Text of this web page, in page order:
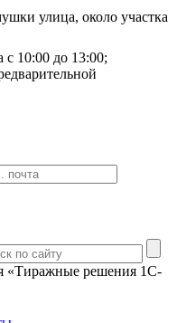
улица, около участка
с 10:00 до 13:00;
«Тиражные решения 1С-